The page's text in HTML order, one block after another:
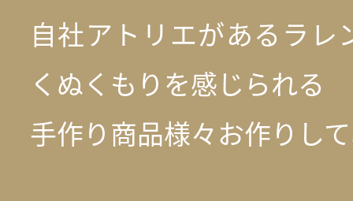
自社アトリエがあるラレ
くぬくもりを感じられる
手作り商品様々お作りし